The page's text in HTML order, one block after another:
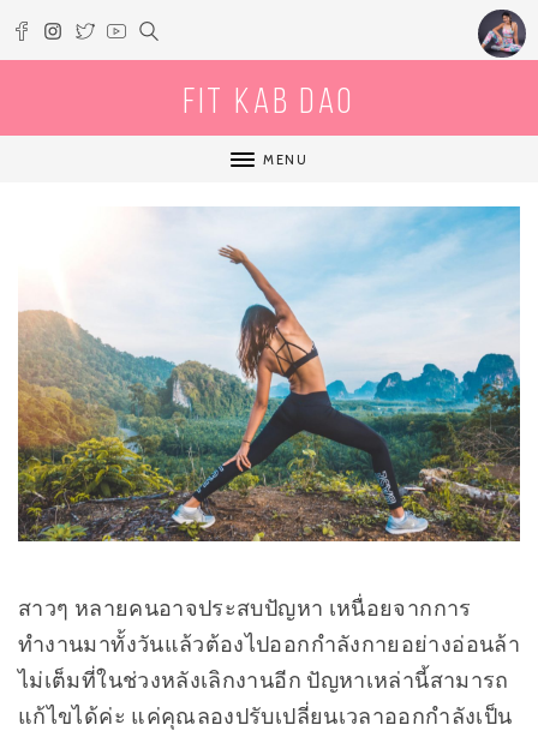
Fit Kab Dao
MENU
สาวๆ หลายคนอาจประสบปัญหา เหนื่อยจากการ
ทำงานมาทั้งวันแล้วต้องไปออกกำลังกายอย่างอ่อนล้า
ไม่เต็มที่ในช่วงหลังเลิกงานอีก ปัญหาเหล่านี้สามารถ
แก้ไขได้ค่ะ แค่คุณลองปรับเปลี่ยนเวลาออกกำลังเป็น